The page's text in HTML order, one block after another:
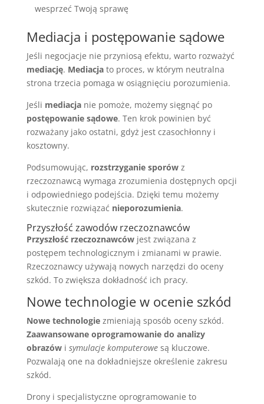
wesprzeć Twoją sprawę
Mediacja i postępowanie sądowe
Jeśli negocjacje nie przyniosą efektu, warto rozważyć
mediację. Mediacjato proces, w którym neutralna
strona trzecia pomaga w osiągnięciu porozumienia.
Jeśli mediacjanie pomoże, możemy sięgnąć po
postępowanie sądowe. Ten krok powinien być
rozważany jako ostatni, gdyż jest czasochłonny i
kosztowny.
Podsumowując, rozstrzyganie sporówz
rzeczoznawcą wymaga zrozumienia dostępnych opcji
i odpowiedniego podejścia. Dzięki temu możemy
skutecznie rozwiązać nieporozumienia.
Przyszłość zawodów rzeczoznawców
Przyszłość rzeczoznawcówjest związana z
postępem technologicznym i zmianami w prawie.
Rzeczoznawcy używają nowych narzędzi do oceny
szkód. To zwiększa dokładność ich pracy.
Nowe technologie w ocenie szkód
Nowe technologiezmieniają sposób oceny szkód.
Zaawansowane oprogramowanie do analizy
obrazówi symulacje komputerowesą kluczowe.
Pozwalają one na dokładniejsze określenie zakresu
szkód.
Drony i specjalistyczne oprogramowanie to